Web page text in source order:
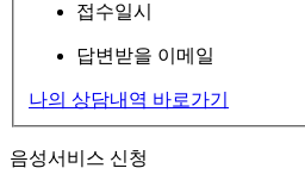
접수일시
답변받을 이메일
나의 상담내역 바로가기
음성서비스 신청